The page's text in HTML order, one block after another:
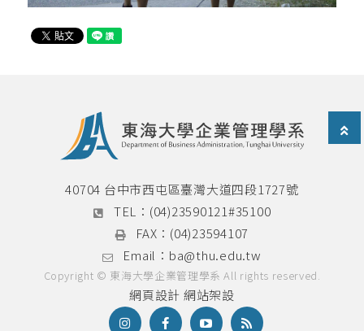
40704 台中市西屯區臺灣大道四段1727號
TEL： (04)23590121#35100
FAX： (04)23594107
Email： ba@thu.edu.tw
Copyright © 東海大學企業管理學系 All rights reserved.
網頁設計 網站架設